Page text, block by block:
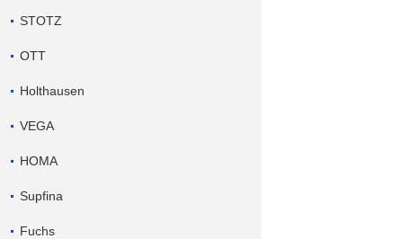
STOTZ
OTT
Holthausen
VEGA
HOMA
Supfina
Fuchs